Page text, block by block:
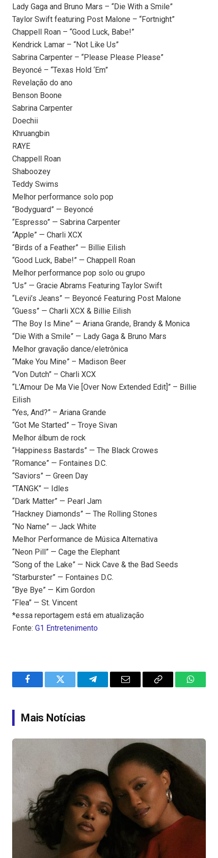
Lady Gaga and Bruno Mars – “Die With a Smile”
Taylor Swift featuring Post Malone – “Fortnight”
Chappell Roan – “Good Luck, Babe!”
Kendrick Lamar – “Not Like Us”
Sabrina Carpenter – “Please Please Please”
Beyoncé – “Texas Hold ‘Em”
Revelação do ano
Benson Boone
Sabrina Carpenter
Doechii
Khruangbin
RAYE
Chappell Roan
Shaboozey
Teddy Swims
Melhor performance solo pop
“Bodyguard” — Beyoncé
“Espresso” — Sabrina Carpenter
“Apple” — Charli XCX
“Birds of a Feather” — Billie Eilish
“Good Luck, Babe!” — Chappell Roan
Melhor performance pop solo ou grupo
“Us” — Gracie Abrams Featuring Taylor Swift
“Levii’s Jeans” — Beyoncé Featuring Post Malone
“Guess” — Charli XCX & Billie Eilish
“The Boy Is Mine” — Ariana Grande, Brandy & Monica
“Die With a Smile” — Lady Gaga & Bruno Mars
Melhor gravação dance/eletrônica
“Make You Mine” – Madison Beer
“Von Dutch” – Charli XCX
“L’Amour De Ma Vie [Over Now Extended Edit]” – Billie
Eilish
“Yes, And?” – Ariana Grande
“Got Me Started” – Troye Sivan
Melhor álbum de rock
“Happiness Bastards” — The Black Crowes
“Romance” — Fontaines D.C.
“Saviors” — Green Day
“TANGK” — Idles
“Dark Matter” — Pearl Jam
“Hackney Diamonds” — The Rolling Stones
“No Name” — Jack White
Melhor Performance de Música Alternativa
“Neon Pill” — Cage the Elephant
“Song of the Lake” — Nick Cave & the Bad Seeds
“Starburster” — Fontaines D.C.
“Bye Bye” — Kim Gordon
“Flea” — St. Vincent
*essa reportagem está em atualização
Fonte: G1 Entretenimento
FacebookTwitter TelegramEmail
Copy
Mais Notícias